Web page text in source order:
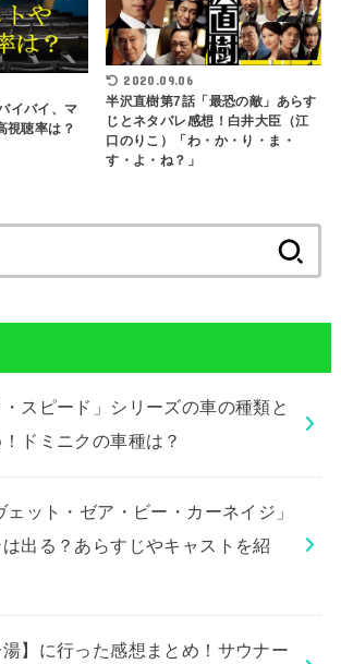
イバイ、マ
視聴率は？
2020.09.06
半沢直樹第7話「最恐の敵」あらす
じとネタバレ感想！白井大臣（江
口のりこ）「わ・か・り・ま・
す・よ・ね？」
索:
スピード」シリーズの車の種類と
ドミニクの車種は？
ェット・ゼア・ビー・カーネイジ」
出る？あらすじやキャストを紹
】に行った感想まとめ！サウナー